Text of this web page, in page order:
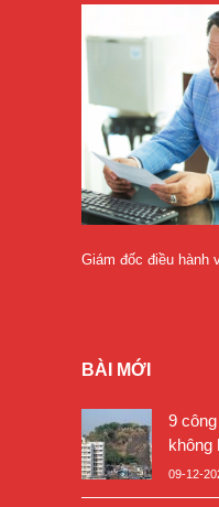
Giám đốc điều hành
BÀI MỚI
9
không
09-12-